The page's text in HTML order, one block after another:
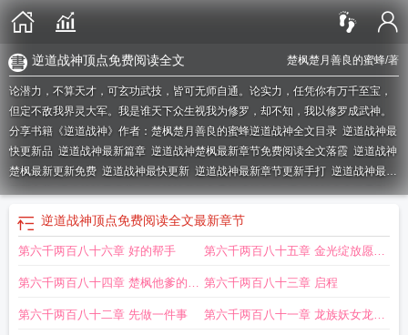
楚枫楚月善良的蜜蜂/著
逆道战神顶点免费阅读全文
论潜力，不算天才，可玄功武技，皆可无师自通。论实力，任凭你有万千至宝，
但定不敌我界灵大军。我是谁天下众生视我为修罗，却不知，我以修罗成武神。
分享书籍《逆道战神》作者：楚枫楚月善良的蜜蜂逆道战神全文目录 逆道战神最
快更新品 逆道战神最新篇章 逆道战神楚枫最新章节免费阅读全文落霞 逆道战神
楚枫最新更新免费 逆道战神最快更新 逆道战神最新章节更新手打 逆道战神最新
更新内容逆道战神无弹窗逆道战神楚枫免费阅读笔趣阁逆道战神全文目录列
逆道战神楚枫最新章节第4080章 逆道战神楚枫最新章节免费阅读天气
战神楚枫最新免费阅读
读苏辰孟欣儿逆道战神楚枫最新章节八二网逆道战神最新最快更新逆道战神
逆道战神顶点免费阅读全文最新章节
第六千两百八十六章 好的帮手 第六千两百八十五章 金光绽放愿望
之门
第六千两百八十四章 楚枫他爹的气
息
第六千两百八十三章 启程
第六千两百八十二章 先做一件事 第六千两百八十一章 龙族妖女龙灼